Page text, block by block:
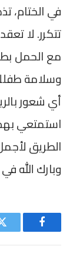
في
تتكرر. لا
مع الحمل
وسلامة
أي شعور
استمتعي
الطريق
وبارك الله
فيسبوك